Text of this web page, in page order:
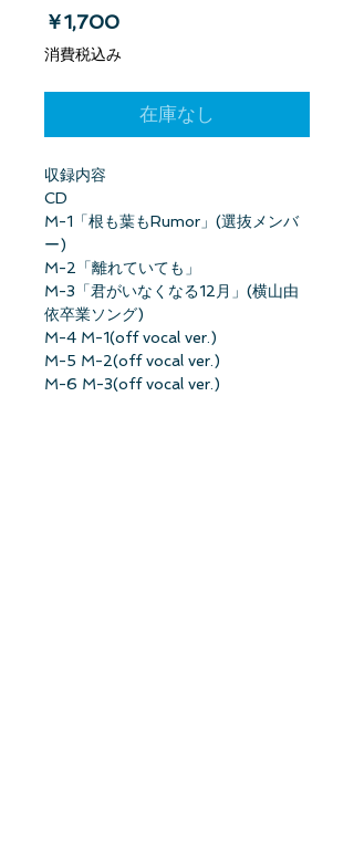
￥1,700価格
消費税込み
在庫なし
収録内容
CD
M-1「根も葉もRumor」(選抜メンバ
ー)
M-2「離れていても」
M-3「君がいなくなる12月」(横山由
依卒業ソング)
M-4 M-1(off vocal ver.)
M-5 M-2(off vocal ver.)
M-6 M-3(off vocal ver.)